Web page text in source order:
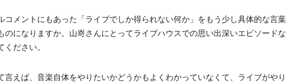
コメントにもあった「ライブでしか得られない何か」をもう少し具体的な言葉
のになりますか。山嵜さんにとってライブハウスでの思い出深いエピソードな
ださい。
言えば、音楽自体をやりたいかどうかもよくわかっていなくて、ライブがやり